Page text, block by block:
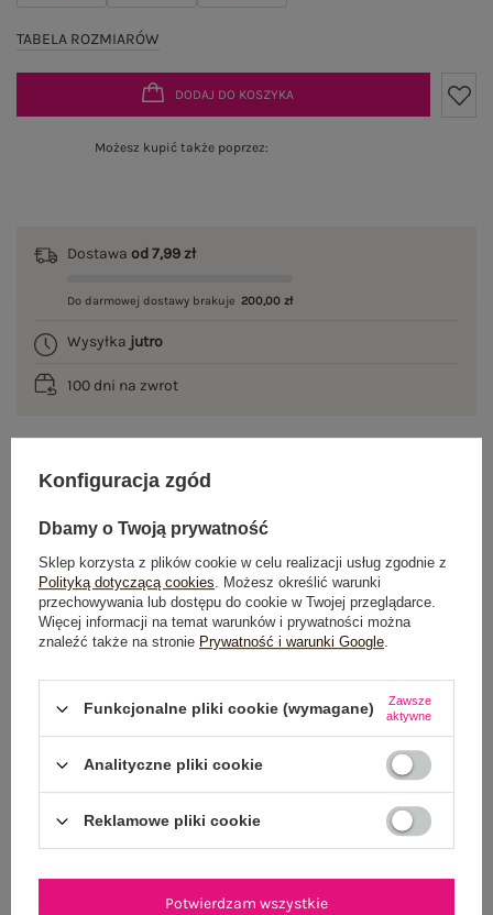
TABELA ROZMIARÓW
DODAJ DO KOSZYKA
Możesz kupić także poprzez:
Dostawa od 7,99 zł
Do darmowej dostawy brakuje 200,00 zł
Wysyłka jutro
100 dni na zwrot
OPIS PRODUKTU
GŁÓWNE PARAMETRY
OPINIE O PRODUKCIE (0)
WYSYŁKA I DOSTAWA
OSTATNIO OGLĄDANE
Zobacz wszystko
Konfiguracja zgód
Dbamy o Twoją prywatność
Sklep korzysta z plików cookie w celu realizacji usług zgodnie z
Polityką dotyczącą cookies. Możesz określić warunki
przechowywania lub dostępu do cookie w Twojej przeglądarce.
Więcej informacji na temat warunków i prywatności można
znaleźć także na stronie Prywatność i warunki Google.
Funkcjonalne pliki cookie (wymagane)
Zawsze
aktywne
Analityczne pliki cookie
Reklamowe pliki cookie
Potwierdzam wszystkie